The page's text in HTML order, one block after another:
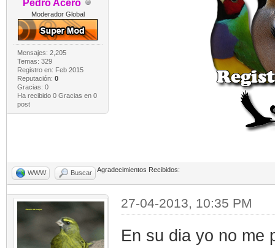
Pedro Acero
Moderador Global
Mensajes: 2,205
Temas: 329
Registro en: Feb 2015
Reputación: 0
Gracias: 0
Ha recibido 0 Gracias en 0
post
WWW Buscar Agradecimientos Recibidos:
27-04-2013, 10:35 PM
En su dia yo no me